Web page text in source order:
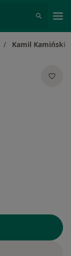
miasto
Kamil Kamiński